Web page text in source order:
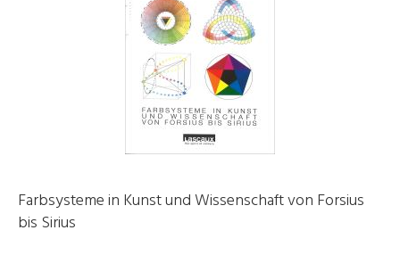
Farbsysteme in Kunst und Wissenschaft von Forsius
bis Sirius